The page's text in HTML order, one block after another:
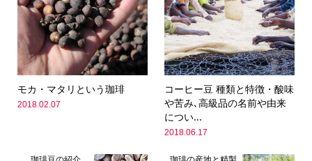
モカ・マタリという珈琲
2018.02.07
コーヒー豆 種類と特徴・酸味
や苦み､高級品の名前や由来
につい...
2018.06.17